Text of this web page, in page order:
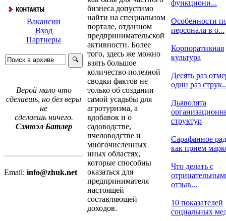
Вакансии
Вход
Партнеры
Верой мало что
сделаешь, но без веры
не
сделаешь ничего.
Сэмюэл Батлер
Email: info@zhuk.net
бизнеса допустимо
найти на специальном
портале, отданном
предпринимательской
активности. Более
того, здесь же можно
взять большое
количество полезной
сводки фактов не
только об создании
самой усадьбы для
агротуризма, а
вдобавок и о
садоводстве,
пчеловодстве и
многочисленных
иных областях,
которые способны
оказаться для
предпринимателя
настоящей
составляющей
доходов.
функциони...
Особенности
персонала в о...
Корпоративная
культура
Десять раз
один раз
Дьяволята
структур
Сарафанное
как прием
Что делать с
отзыв...
10 показателей
социальных